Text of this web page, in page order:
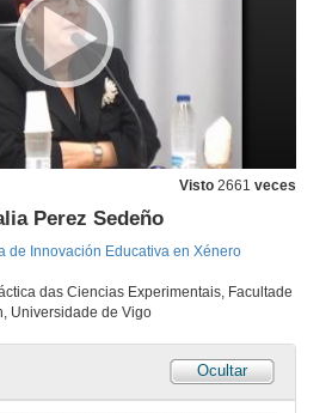
Visto 2661 veces
Perez Sedeño
de Innovación Educativa en Xénero
das Ciencias Experimentais, Facultade
Universidade de Vigo
Ocultar